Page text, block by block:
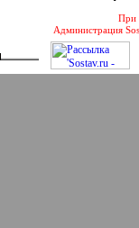
При
Администрация